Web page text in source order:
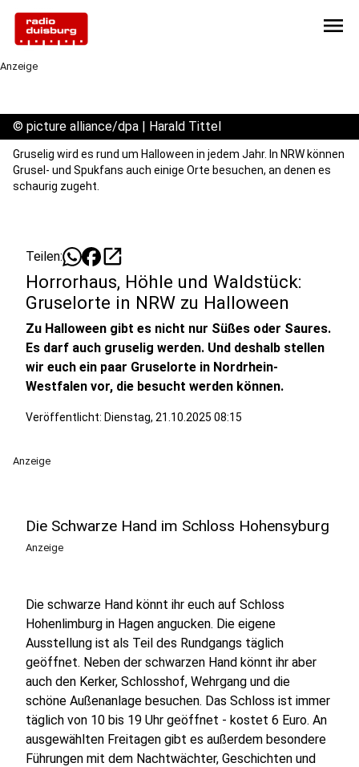
menu
Anzeige
© picture alliance/dpa | Harald Tittel
Gruselig wird es rund um Halloween in jedem Jahr. In NRW können
Grusel- und Spukfans auch einige Orte besuchen, an denen es
schaurig zugeht.
Teilen: open_in_new
Horrorhaus, Höhle und Waldstück:
Gruselorte in NRW zu Halloween
Zu Halloween gibt es nicht nur Süßes oder Saures.
Es darf auch gruselig werden. Und deshalb stellen
wir euch ein paar Gruselorte in Nordrhein-
Westfalen vor, die besucht werden können.
Veröffentlicht: Dienstag, 21.10.2025 08:15
Anzeige
Die Schwarze Hand im Schloss Hohensyburg
Anzeige
Die schwarze Hand könnt ihr euch auf Schloss
Hohenlimburg in Hagen angucken. Die eigene
Ausstellung ist als Teil des Rundgangs täglich
geöffnet. Neben der schwarzen Hand könnt ihr aber
auch den Kerker, Schlosshof, Wehrgang und die
schöne Außenanlage besuchen. Das Schloss ist immer
täglich von 10 bis 19 Uhr geöffnet - kostet 6 Euro. An
ausgewählten Freitagen gibt es außerdem besondere
Führungen mit dem Nachtwächter, Geschichten und